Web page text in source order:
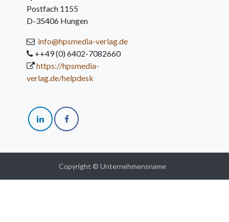
Postfach 1155
D-35406 Hungen
info@hpsmedia-verlag.de
++49 (0) 6402-7082660
https://hpsmedia-
verlag.de/helpdesk
Copyright © Unternehmensname